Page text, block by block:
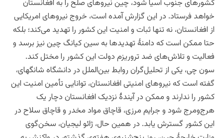
کشورهای جنوب آسیا شود، چین نیروهای صلح را به افغانستان
خواهد فرستاد. در این گزارش آمده است، خروج نیروهای امریکایی
از افغانستان، نه ‌تنها ثبات و امنیت این کشور را تهدید می‌کند؛ بلکه
حتا ممکن است که دامنۀ تهدیدها به سین‎‌ کیانگ چین نیز برسد و
فعالیت و تلاش‌های ضد تروریزم دولت این کشور را مختل کند.
سون چی، یکی از تحلیل‌گران روابط بین‌الملل در دانشگاه شانگهای،
گفته است که نیروهای امنیتی افغانستان، توانایی تأمین امنیت این
کشور را ندارند و ممکن در آیندۀ نزدیک افغانستان دچار یک
هرج‌ومرج شود و جرایم مرزی، قاچاق مواد مخدر و قاچاق سلاح در
این کشور گسترش یابد. در همین حال، ژائو لیجیان، سخن‌گوی